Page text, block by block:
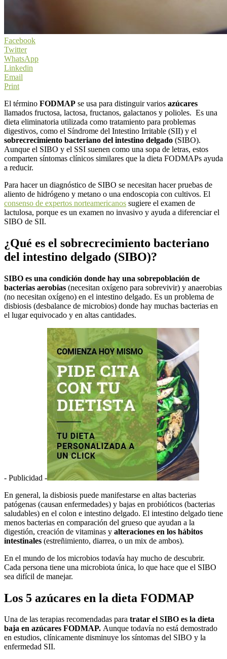
Facebook
Twitter
WhatsApp
Linkedin
Email
Print
El término FODMAP se usa para distinguir varios azúcares
llamados fructosa, lactosa, fructanos, galactanos y polioles. Es una
dieta eliminatoria utilizada como tratamiento para problemas
digestivos, como el Síndrome del Intestino Irritable (SII) y el
sobrecrecimiento bacteriano del intestino delgado (SIBO).
Aunque el SIBO y el SSI suenen como una sopa de letras, estos
comparten síntomas clínicos similares que la dieta FODMAPs ayuda
a reducir.
Para hacer un diagnóstico de SIBO se necesitan hacer pruebas de
aliento de hidrógeno y metano o una endoscopia con cultivos. El
consenso de expertos norteamericanos sugiere el examen de
lactulosa, porque es un examen no invasivo y ayuda a diferenciar el
SIBO de SII.
¿Qué es el sobrecrecimiento bacteriano
del intestino delgado (SIBO)?
SIBO es una condición donde hay una sobrepoblación de
bacterias aerobias (necesitan oxígeno para sobrevivir) y anaerobias
(no necesitan oxígeno) en el intestino delgado. Es un problema de
disbiosis (desbalance de microbios) donde hay muchas bacterias en
el lugar equivocado y en altas cantidades.
- Publicidad -
En general, la disbiosis puede manifestarse en altas bacterias
patógenas (causan enfermedades) y bajas en probióticos (bacterias
saludables) en el colon e intestino delgado. El intestino delgado tiene
menos bacterias en comparación del grueso que ayudan a la
digestión, creación de vitaminas y alteraciones en los hábitos
intestinales (estreñimiento, diarrea, o un mix de ambos).
En el mundo de los microbios todavía hay mucho de descubrir.
Cada persona tiene una microbiota única, lo que hace que el SIBO
sea difícil de manejar.
Los 5 azúcares en la dieta FODMAP
Una de las terapias recomendadas para tratar el SIBO es la dieta
baja en azúcares FODMAP. Aunque todavía no está demostrado
en estudios, clínicamente disminuye los síntomas del SIBO y la
enfermedad SII.